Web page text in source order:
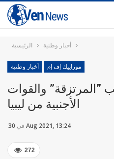
الرئيسية أخبار وطنية
أخبار وطنية موزاييك إف إم
”المرتزقة” والقوات
الأجنبية من ليبيا
في 30 Aug 2021, 13:24
272